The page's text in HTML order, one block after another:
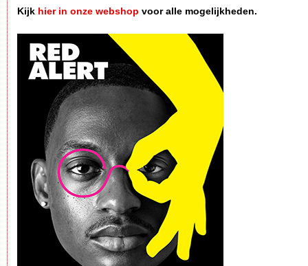
Kijk hier in onze webshop voor alle mogelijkheden.